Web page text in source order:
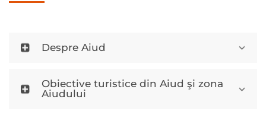
Despre Aiud
Obiective turistice din Aiud şi zona
Aiudului